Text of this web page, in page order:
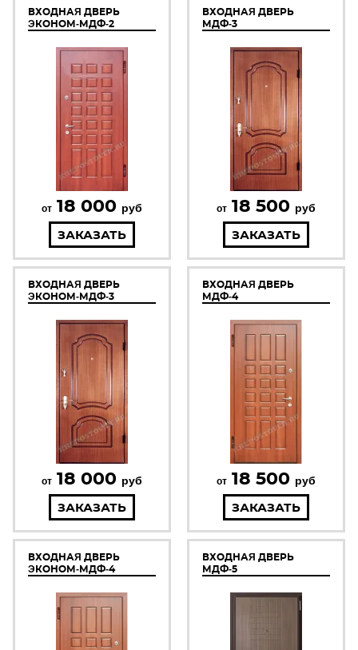
ВХОДНАЯ ДВЕРЬ
ЭКОНОМ-МДФ-2
от 18 000 руб
ЗАКАЗАТЬ
ВХОДНАЯ ДВЕРЬ
МДФ-3
от 18 500 руб
ЗАКАЗАТЬ
ВХОДНАЯ ДВЕРЬ
ЭКОНОМ-МДФ-3
от 18 000 руб
ЗАКАЗАТЬ
ВХОДНАЯ ДВЕРЬ
МДФ-4
от 18 500 руб
ЗАКАЗАТЬ
ВХОДНАЯ ДВЕРЬ
ЭКОНОМ-МДФ-4
ВХОДНАЯ ДВЕРЬ
МДФ-5